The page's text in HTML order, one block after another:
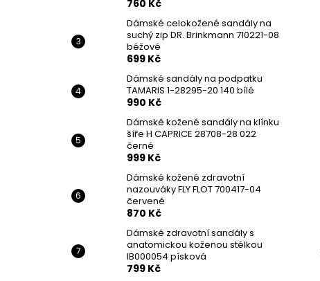
760 Kč
Dámské celokožené sandály na
suchý zip DR. Brinkmann 710221-08
béžové
699 Kč
Dámské sandály na podpatku
TAMARIS 1-28295-20 140 bílé
990 Kč
Dámské kožené sandály na klínku
šíře H CAPRICE 28708-28 022
černé
999 Kč
Dámské kožené zdravotní
nazouváky FLY FLOT 700417-04
červené
870 Kč
Dámské zdravotní sandály s
anatomickou koženou stélkou
IB000054 písková
799 Kč